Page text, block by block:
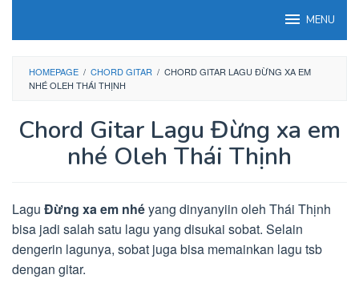
MENU
HOMEPAGE / CHORD GITAR / CHORD GITAR LAGU ĐỪNG XA EM
NHÉ OLEH THÁI THỊNH
Chord Gitar Lagu Đừng xa em
nhé Oleh Thái Thịnh
Lagu Đừng xa em nhéyang dinyanyiin oleh Thái Thịnh
bisa jadi salah satu lagu yang disukai sobat. Selain
dengerin lagunya, sobat juga bisa memainkan lagu tsb
dengan gitar.